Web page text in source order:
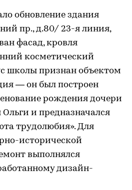
обновление здания
пр., д.80/ 23-я линия,
фасад, кровля
косметический
школы признан объектом
— он был построен
рождения дочери
и предназначался
трудолюбия». Для
исторической
выполнялся
дизайн-